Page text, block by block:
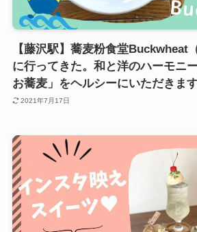
【藤沢駅】蕎麦粉食堂Buckwheat
に行ってきた。和と洋のハーモニ
お蕎麦」をヘルシーにいただきます
2021年7月17日